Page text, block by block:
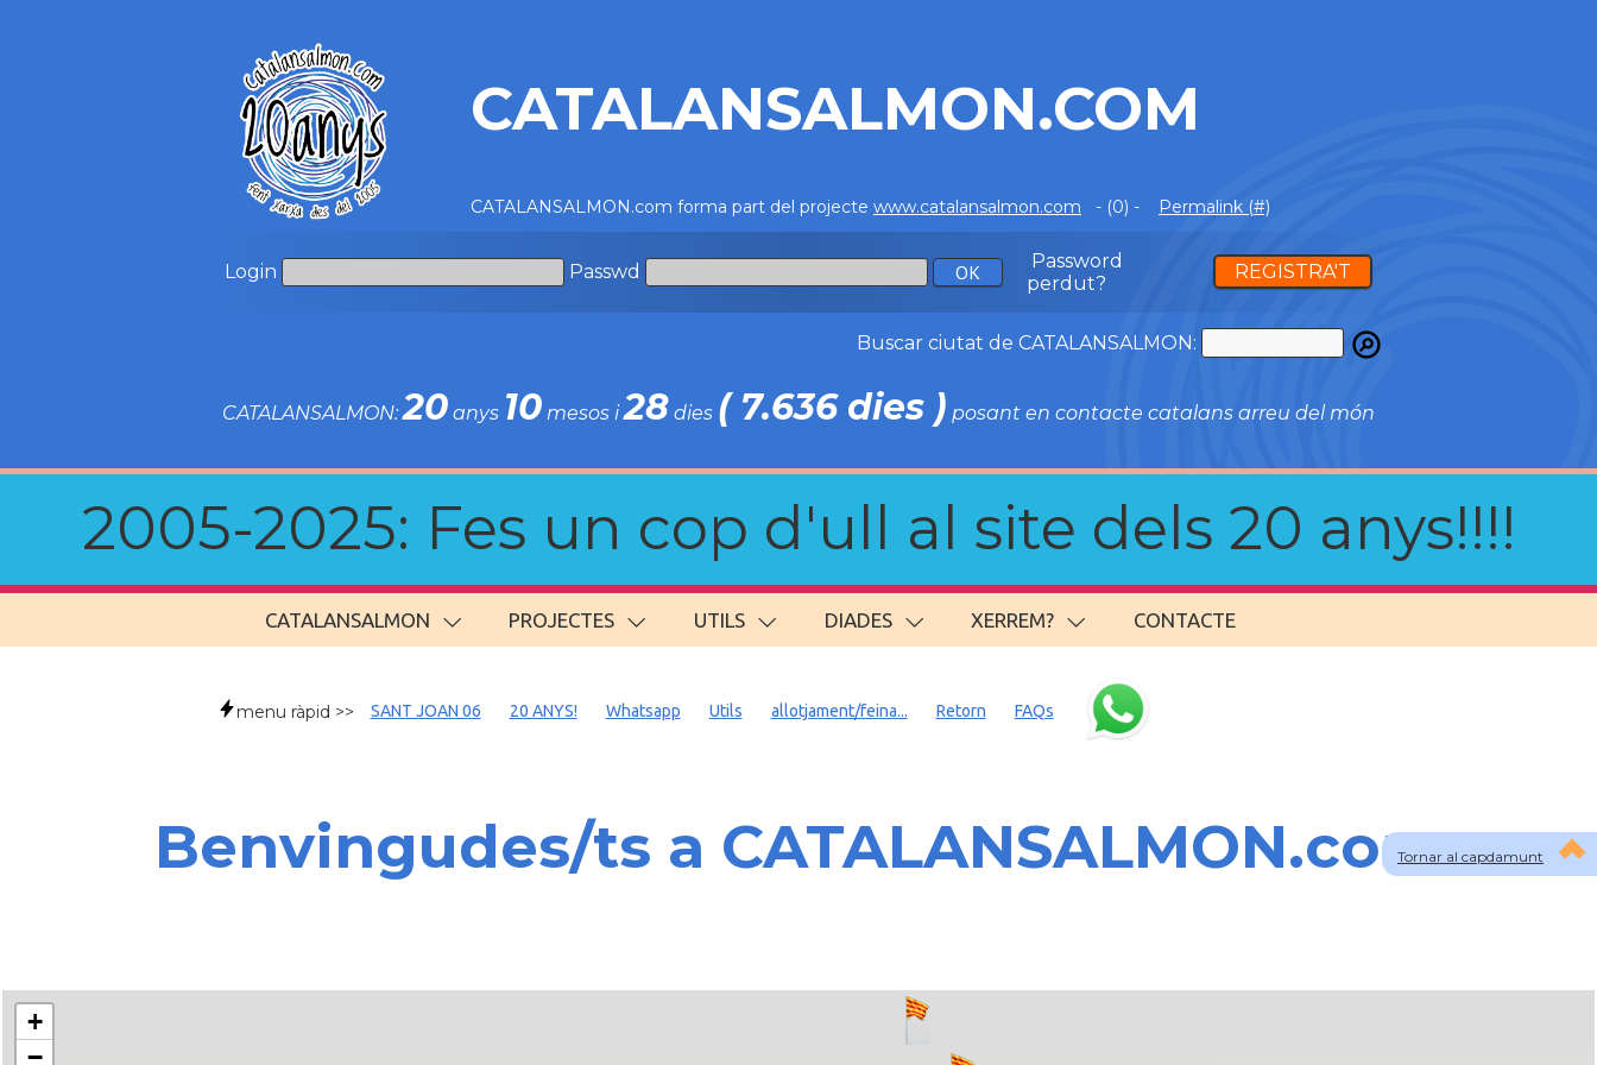
CATALANSALMON.COM
CATALANSALMON.com forma part del projecte www.catalansalmon.com - (0) - Permalink (#)
Login Passwd
Password
perdut?
REGISTRA'T
Buscar ciutat de CATALANSALMON:
CATALANSALMON:20 anys 10 mesos i28 dies ( 7.636 dies ) posant en contacte catalans arreu del món
2005-2025: Fes un cop d'ull al site dels 20 anys!!!!
CATALANSALMON PROJECTES UTILS DIADES XERREM? CONTACTE
Tornar al capdamunt
menu ràpid >> SANT JOAN 06 20 ANYS! Whatsapp Utils allotjament/feina... Retorn FAQs
Benvingudes/ts a CATALANSALMON.com
+
−